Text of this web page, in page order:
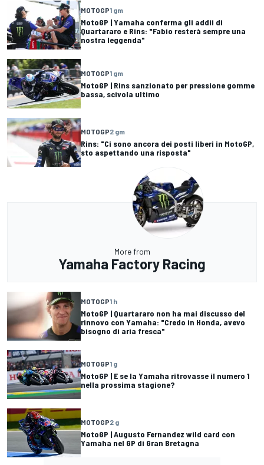
MOTOGP1 gm
MotoGP | Yamaha conferma gli addii di
Quartararo e Rins: "Fabio resterà sempre una
nostra leggenda"
MOTOGP1 gm
MotoGP | Rins sanzionato per pressione gomme
bassa, scivola ultimo
MOTOGP2 gm
Rins: "Ci sono ancora dei posti liberi in MotoGP,
sto aspettando una risposta"
More from
Yamaha Factory Racing
MOTOGP1 h
MotoGP | Quartararo non ha mai discusso del
rinnovo con Yamaha: "Credo in Honda, avevo
bisogno di aria fresca"
MOTOGP1 g
MotoGP | E se la Yamaha ritrovasse il numero 1
nella prossima stagione?
MOTOGP2 g
MotoGP | Augusto Fernandez wild card con
Yamaha nel GP di Gran Bretagna